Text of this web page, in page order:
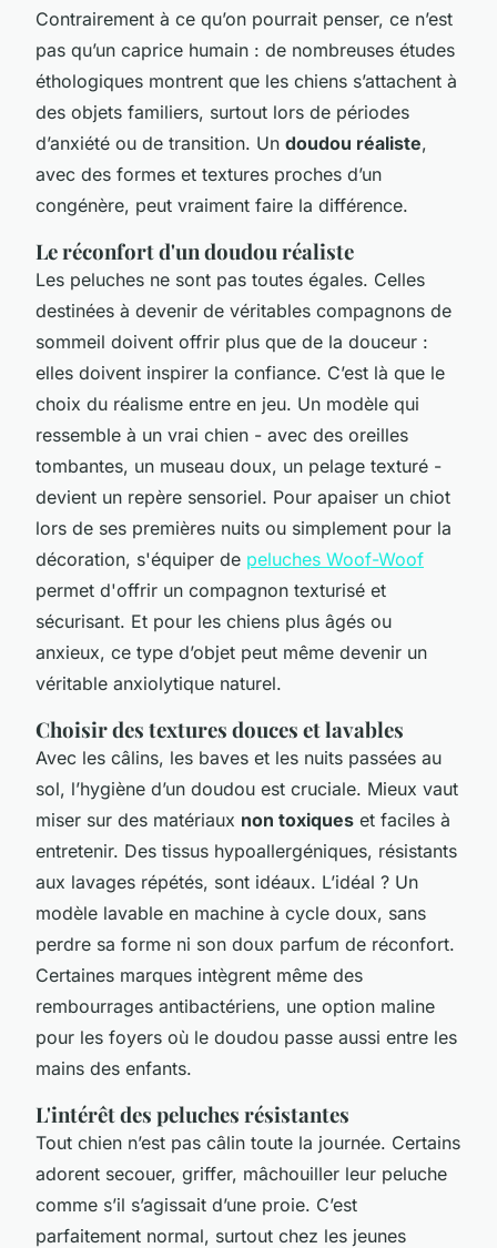
Contrairement à ce qu’on pourrait penser, ce n’est
pas qu’un caprice humain : de nombreuses études
éthologiques montrent que les chiens s’attachent à
des objets familiers, surtout lors de périodes
d’anxiété ou de transition. Un doudou réaliste,
avec des formes et textures proches d’un
congénère, peut vraiment faire la différence.
Le réconfort d'un doudou réaliste
Les peluches ne sont pas toutes égales. Celles
destinées à devenir de véritables compagnons de
sommeil doivent offrir plus que de la douceur :
elles doivent inspirer la confiance. C’est là que le
choix du réalisme entre en jeu. Un modèle qui
ressemble à un vrai chien - avec des oreilles
tombantes, un museau doux, un pelage texturé -
devient un repère sensoriel. Pour apaiser un chiot
lors de ses premières nuits ou simplement pour la
décoration, s'équiper de peluches Woof-Woof
permet d'offrir un compagnon texturisé et
sécurisant. Et pour les chiens plus âgés ou
anxieux, ce type d’objet peut même devenir un
véritable anxiolytique naturel.
Choisir des textures douces et lavables
Avec les câlins, les baves et les nuits passées au
sol, l’hygiène d’un doudou est cruciale. Mieux vaut
miser sur des matériaux non toxiques et faciles à
entretenir. Des tissus hypoallergéniques, résistants
aux lavages répétés, sont idéaux. L’idéal ? Un
modèle lavable en machine à cycle doux, sans
perdre sa forme ni son doux parfum de réconfort.
Certaines marques intègrent même des
rembourrages antibactériens, une option maline
pour les foyers où le doudou passe aussi entre les
mains des enfants.
L'intérêt des peluches résistantes
Tout chien n’est pas câlin toute la journée. Certains
adorent secouer, griffer, mâchouiller leur peluche
comme s’il s’agissait d’une proie. C’est
parfaitement normal, surtout chez les jeunes